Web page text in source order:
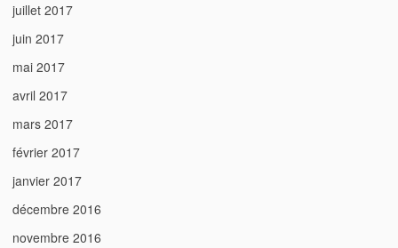
juillet 2017
juin 2017
mai 2017
avril 2017
mars 2017
février 2017
janvier 2017
décembre 2016
novembre 2016